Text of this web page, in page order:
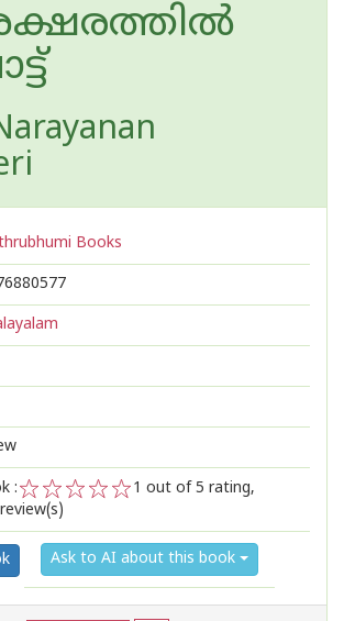
Books
:
2
1
1 out of 5 rating,
review(s)
Ask to AI about this book